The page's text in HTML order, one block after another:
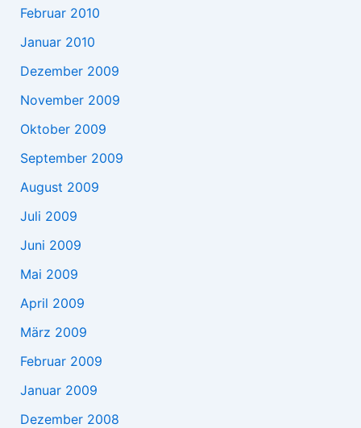
Februar 2010
Januar 2010
Dezember 2009
November 2009
Oktober 2009
September 2009
August 2009
Juli 2009
Juni 2009
Mai 2009
April 2009
März 2009
Februar 2009
Januar 2009
Dezember 2008